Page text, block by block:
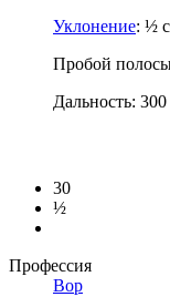
Уклонение: ½
Пробой
Дальность: 300
30
½
Профессия
Вор